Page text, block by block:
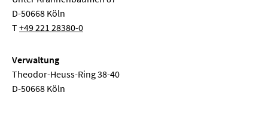
D-50668 Köln
T+49 221 28380-0
Verwaltung
Theodor-Heuss-Ring 38-40
D-50668 Köln